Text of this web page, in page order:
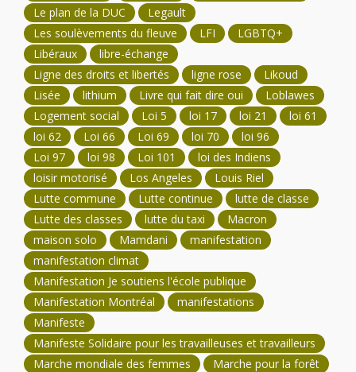
Le plan de la DUC
Legault
Les soulèvements du fleuve
LFI
LGBTQ+
Libéraux
libre-échange
Ligne des droits et libertés
ligne rose
Likoud
Lisée
lithium Livre qui fait dire oui
Loblawes
Logement social
Loi 5 loi 17 loi 21
loi 61
loi 62
Loi 66 Loi 69 loi 70
loi 96
Loi 97
loi 98 Loi 101
loi des Indiens
loisir motorisé
Los Angeles
Louis Riel
Lutte commune
Lutte continue
lutte de classe
Lutte des classes
lutte du taxi
Macron
maison solo
Mamdani
manifestation
manifestation climat
Manifestation Je soutiens l'école publique
Manifestation Montréal
manifestations
Manifeste
Manifeste Solidaire pour les travailleuses et travailleurs
Marche mondiale des femmes
Marche pour la forêt